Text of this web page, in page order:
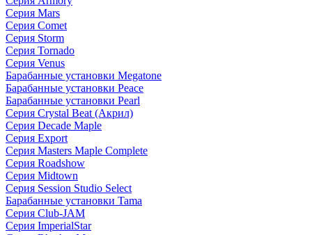
Серия Mars
Серия Comet
Серия Storm
Серия Tornado
Серия Venus
Барабанные установки Megatone
Барабанные установки Peace
Барабанные установки Pearl
Серия Crystal Beat (Акрил)
Серия Decade Maple
Серия Export
Серия Masters Maple Complete
Серия Roadshow
Серия Midtown
Серия Session Studio Select
Барабанные установки Tama
Серия Club-JAM
Серия ImperialStar